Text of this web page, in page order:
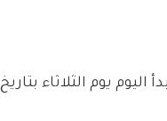
بتاريخ 1447/11/10هـ الموافق 2026/04/28م.